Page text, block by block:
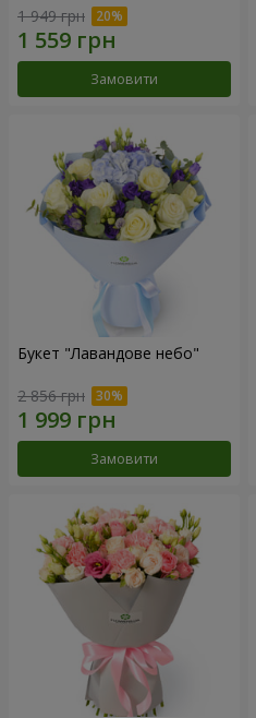
1 949 грн
Замовити
Букет "Лавандове небо"
2 856 грн
Замовити